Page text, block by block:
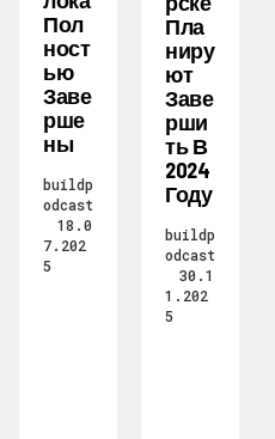
Пол
Ност
Ью
Заве
Рше
Ны
buildp
odcast
18.0
7.202
5
Пла
Ниру
Ют
Заве
Рши
Ть В
2024
Году
buildp
odcast
30.1
1.202
5